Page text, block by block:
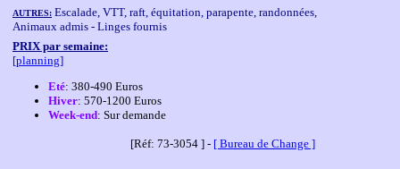
AUTRES: Escalade, VTT, raft, équitation, parapente, randonnées,
Animaux admis - Linges fournis
PRIX par semaine:
[planning]
Eté: 380-490 Euros
Hiver: 570-1200 Euros
Week-end: Sur demande
[Réf: 73-3054 ] - [ Bureau de Change ]